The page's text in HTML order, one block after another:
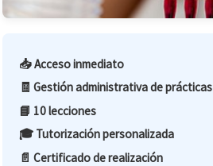
📥 Acceso inmediato
🧾 Gestión administrativa de prácticas
📘 10 lecciones
🎓 Tutorización personalizada
📄 Certificado de realización